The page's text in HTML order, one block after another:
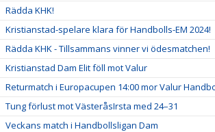
Rädda KHK!
Kristianstad-spelare klara för Handbolls-EM 2024!
Rädda KHK - Tillsammans vinner vi ödesmatchen!
Kristianstad Dam Elit föll mot Valur
Returmatch i Europacupen 14:00 mor Valur
Tung förlust mot VästeråsIrsta med 24–31
Veckans match i Handbollsligan Dam